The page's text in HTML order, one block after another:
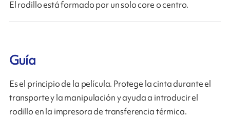
El rodillo está formado por un solo core o centro.
Guía
Es el principio de la película. Protege la cinta durante el
transporte y la manipulación y ayuda a introducir el
rodillo en la impresora de transferencia térmica.